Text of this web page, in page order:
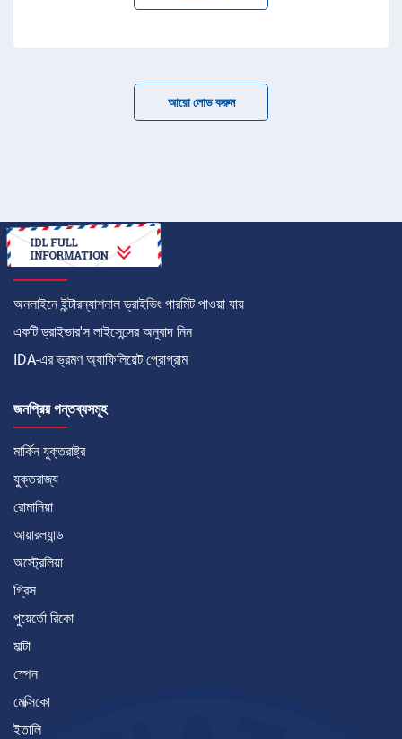
আরো লোড করুন
কীভাবে
অনলাইনে ইন্টারন্যাশনাল ড্রাইভিং পারমিট পাওয়া যায়
একটি ড্রাইভার'স লাইসেন্সের অনুবাদ নিন
IDA-এর ভ্রমণ অ্যাফিলিয়েট প্রোগ্রাম
জনপ্রিয় গন্তব্যসমূহ
মার্কিন যুক্তরাষ্ট্র
যুক্তরাজ্য
রোমানিয়া
আয়ারল্যান্ড
অস্ট্রেলিয়া
গ্রিস
পুয়ের্তো রিকো
মাল্টা
স্পেন
মেক্সিকো
ইতালি